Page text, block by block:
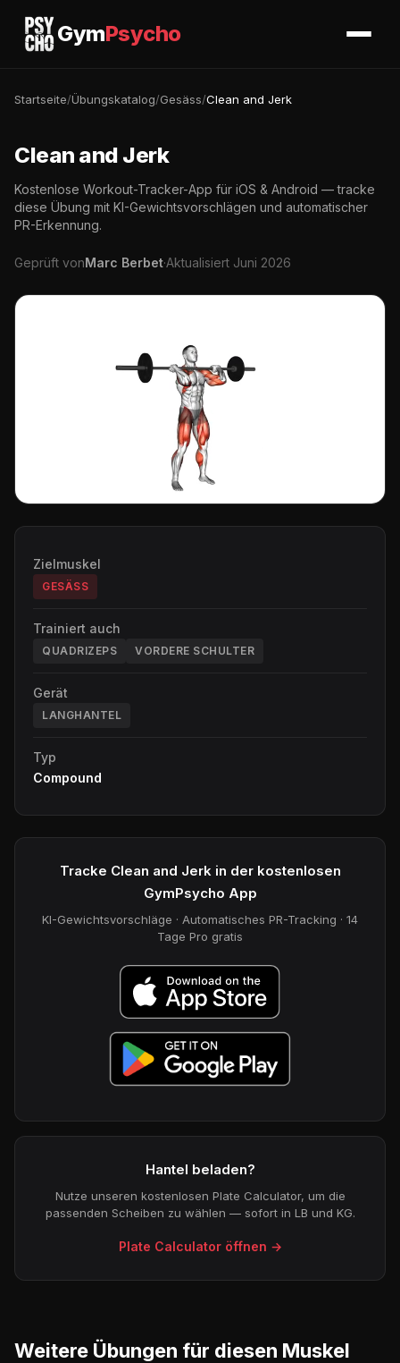
GymPsycho
Startseite/Übungskatalog/Gesäss/Clean and Jerk
Clean and Jerk
Kostenlose Workout-Tracker-App für iOS & Android — tracke
diese Übung mit KI-Gewichtsvorschlägen und automatischer
PR-Erkennung.
Geprüft vonMarc Berbet·Aktualisiert Juni 2026
Zielmuskel
GESÄSS
Trainiert auch
QUADRIZEPS VORDERE SCHULTER
Gerät
LANGHANTEL
Typ
Compound
Tracke Clean and Jerk in der kostenlosen
GymPsycho App
KI-Gewichtsvorschläge · Automatisches PR-Tracking · 14
Tage Pro gratis
Hantel beladen?
Nutze unseren kostenlosen Plate Calculator, um die
passenden Scheiben zu wählen — sofort in LB und KG.
Plate Calculator öffnen →
Weitere Übungen für diesen Muskel